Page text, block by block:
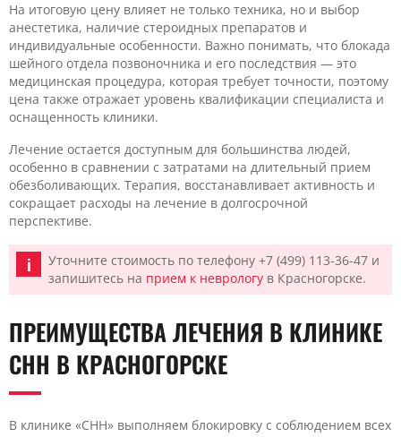
На итоговую цену влияет не только техника, но и выбор
анестетика, наличие стероидных препаратов и
индивидуальные особенности. Важно понимать, что блокада
шейного отдела позвоночника и его последствия — это
медицинская процедура, которая требует точности, поэтому
цена также отражает уровень квалификации специалиста и
оснащенность клиники.
Лечение остается доступным для большинства людей,
особенно в сравнении с затратами на длительный прием
обезболивающих. Терапия, восстанавливает активность и
сокращает расходы на лечение в долгосрочной
перспективе.
Уточните стоимость по телефону +7 (499) 113-36-47 и
запишитесь на прием к неврологу в Красногорске.
ПРЕИМУЩЕСТВА ЛЕЧЕНИЯ В КЛИНИКЕ
CHH В КРАСНОГОРСКЕ
В клинике «CHH» выполняем блокировку с соблюдением всех